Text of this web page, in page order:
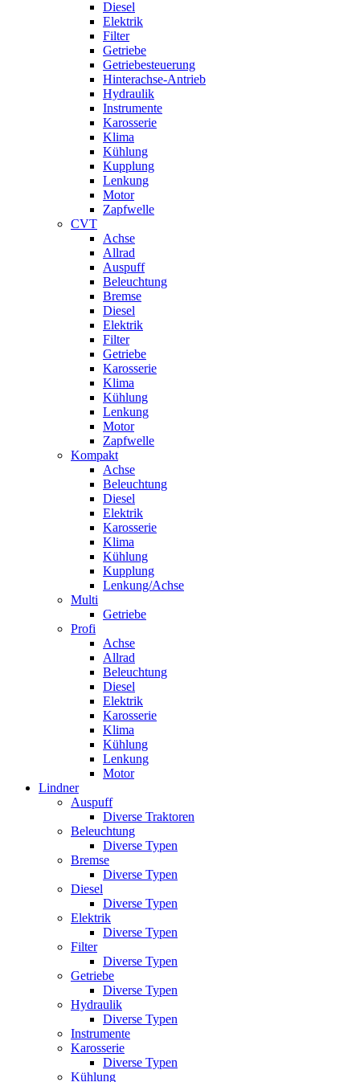
Diesel
Elektrik
Filter
Getriebe
Getriebesteuerung
Hinterachse-Antrieb
Hydraulik
Instrumente
Karosserie
Klima
Kühlung
Kupplung
Lenkung
Motor
Zapfwelle
CVT
Achse
Allrad
Auspuff
Beleuchtung
Bremse
Diesel
Elektrik
Filter
Getriebe
Karosserie
Klima
Kühlung
Lenkung
Motor
Zapfwelle
Kompakt
Achse
Beleuchtung
Diesel
Elektrik
Karosserie
Klima
Kühlung
Kupplung
Lenkung/Achse
Multi
Getriebe
Profi
Achse
Allrad
Beleuchtung
Diesel
Elektrik
Karosserie
Klima
Kühlung
Lenkung
Motor
Lindner
Auspuff
Diverse Traktoren
Beleuchtung
Diverse Typen
Bremse
Diverse Typen
Diesel
Diverse Typen
Elektrik
Diverse Typen
Filter
Diverse Typen
Getriebe
Diverse Typen
Hydraulik
Diverse Typen
Instrumente
Karosserie
Diverse Typen
Kühlung